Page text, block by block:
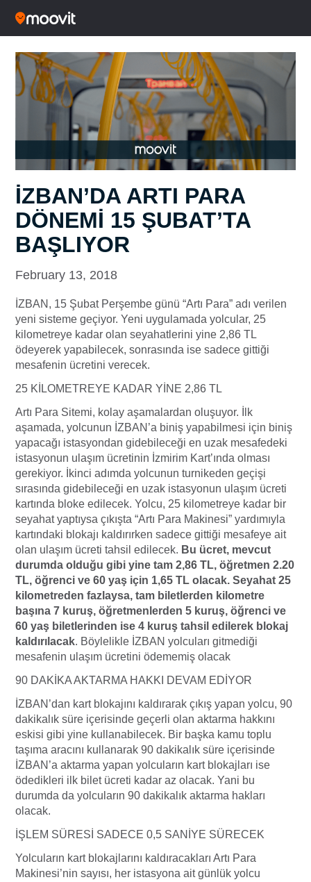
İZBAN’DA ARTI PARA
DÖNEMİ 15 ŞUBAT’TA
BAŞLIYOR
February 13, 2018
İZBAN, 15 Şubat Perşembe günü “Artı Para” adı verilen
yeni sisteme geçiyor. Yeni uygulamada yolcular, 25
kilometreye kadar olan seyahatlerini yine 2,86 TL
ödeyerek yapabilecek, sonrasında ise sadece gittiği
mesafenin ücretini verecek.
25 KİLOMETREYE KADAR YİNE 2,86 TL
Artı Para Sitemi, kolay aşamalardan oluşuyor. İlk
aşamada, yolcunun İZBAN’a biniş yapabilmesi için biniş
yapacağı istasyondan gidebileceği en uzak mesafedeki
istasyonun ulaşım ücretinin İzmirim Kart’ında olması
gerekiyor. İkinci adımda yolcunun turnikeden geçişi
sırasında gidebileceği en uzak istasyonun ulaşım ücreti
kartında bloke edilecek. Yolcu, 25 kilometreye kadar bir
seyahat yaptıysa çıkışta “Artı Para Makinesi” yardımıyla
kartındaki blokajı kaldırırken sadece gittiği mesafeye ait
olan ulaşım ücreti tahsil edilecek. Bu ücret, mevcut
durumda olduğu gibi yine tam 2,86 TL, öğretmen 2.20
TL, öğrenci ve 60 yaş için 1,65 TL olacak. Seyahat 25
kilometreden fazlaysa, tam biletlerden kilometre
başına 7 kuruş, öğretmenlerden 5 kuruş, öğrenci ve
60 yaş biletlerinden ise 4 kuruş tahsil edilerek blokaj
kaldırılacak. Böylelikle İZBAN yolcuları gitmediği
mesafenin ulaşım ücretini ödememiş olacak
90 DAKİKA AKTARMA HAKKI DEVAM EDİYOR
İZBAN’dan kart blokajını kaldırarak çıkış yapan yolcu, 90
dakikalık süre içerisinde geçerli olan aktarma hakkını
eskisi gibi yine kullanabilecek. Bir başka kamu toplu
taşıma aracını kullanarak 90 dakikalık süre içerisinde
İZBAN’a aktarma yapan yolcuların kart blokajları ise
ödedikleri ilk bilet ücreti kadar az olacak. Yani bu
durumda da yolcuların 90 dakikalık aktarma hakları
olacak.
İŞLEM SÜRESİ SADECE 0,5 SANİYE SÜRECEK
Yolcuların kart blokajlarını kaldıracakları Artı Para
Makinesi’nin sayısı, her istasyona ait günlük yolcu